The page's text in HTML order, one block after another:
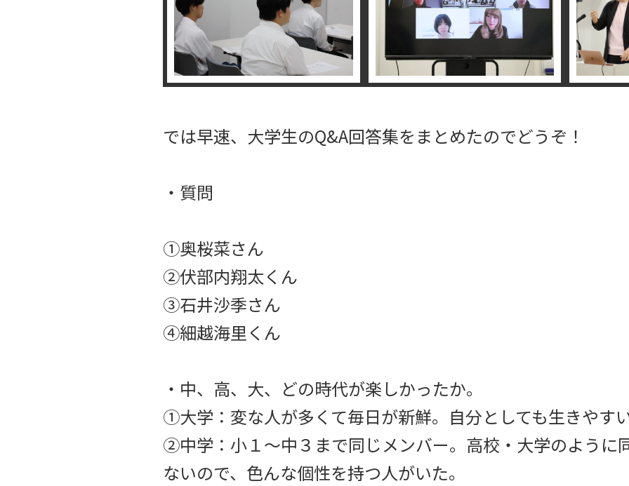
では早速、大学生のQ&A回答集をまとめたのでどうぞ！
・質問
①奥桜菜さん
②伏部内翔太くん
③石井沙季さん
④細越海里くん
・中、高、大、どの時代が楽しかったか。
①大学：変な人が多くて毎日が新鮮。自分としても生きやす
②中学：小１〜中３まで同じメンバー。高校・大学のように
ないので、色んな個性を持つ人がいた。